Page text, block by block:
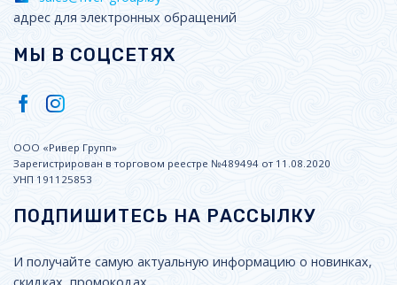
адрес для электронных обращений
МЫ В СОЦСЕТЯХ
ООО «Ривер Групп»
Зарегистрирован в торговом реестре №489494 от 11.08.2020
УНП 191125853
ПОДПИШИТЕСЬ НА РАССЫЛКУ
И получайте самую актуальную информацию о новинках,